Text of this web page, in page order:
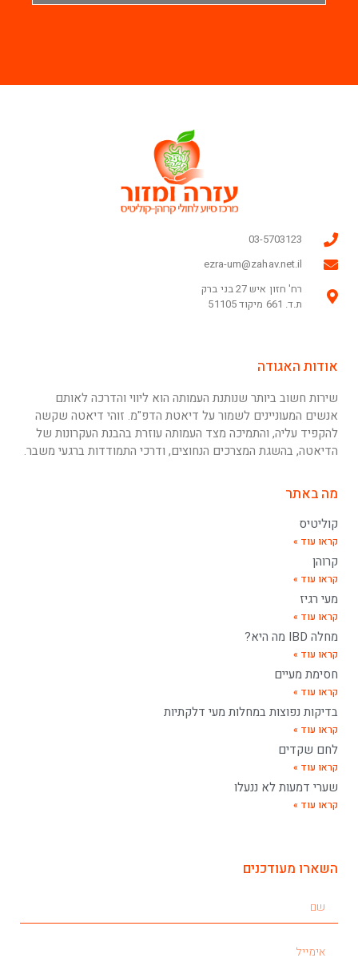
03-5703123
ezra-um@zahav.net.il
רח' חזון איש 27 בני ברק
ת.ד. 661 מיקוד 51105
אודות האגודה
שירות חשוב ביותר שנותנת העמותה הוא ליווי והדרכה לאותם
אנשים המעוניינים לשמור על דיאטת הדפ"מ. זוהי דיאטה שקשה
להקפיד עליה, והתמיכה מצד העמותה עוזרת בהבנת העקרונות של
הדיאטה, בהשגת המצרכים הנחוצים, ודרכי התמודדות ברגעי משבר.
מה באתר
קוליטיס
קראו עוד »
קרוהן
קראו עוד »
מעי רגיז
קראו עוד »
מחלה IBD מה היא?
קראו עוד »
חסימת מעיים
קראו עוד »
בדיקות נפוצות במחלות מעי דלקתיות
קראו עוד »
לחם שקדים
קראו עוד »
שערי דמעות לא ננעלו
קראו עוד »
השארו מעודכנים